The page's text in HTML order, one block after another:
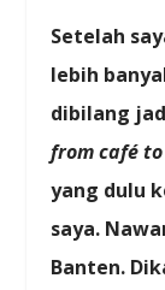
Setelah
lebih
dibilang
from café
yang dulu
saya.
Banten.